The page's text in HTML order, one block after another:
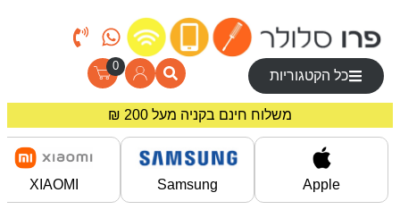
כל הקטגוריות
0
משלוח חינם בקניה מעל 200 ₪
מחירים מיוחדים לרוכשים באתר!
Apple
Samsung
XIAOMI